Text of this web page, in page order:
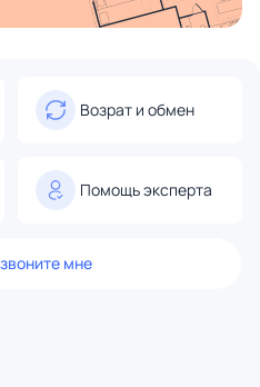
Возрат и обмен
Помощь эксперта
мне